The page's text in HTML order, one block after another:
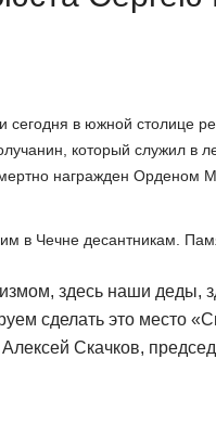
сегодня в южной столице
который служил в
награжден Орденом
в Чечне десантникам.
здесь наши деды,
сделать это место
Алексей Скачков,